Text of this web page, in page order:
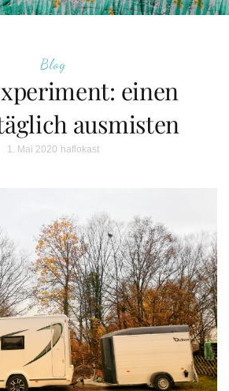
Blog
einen
ausmisten
1. Mai 2020 haflokast